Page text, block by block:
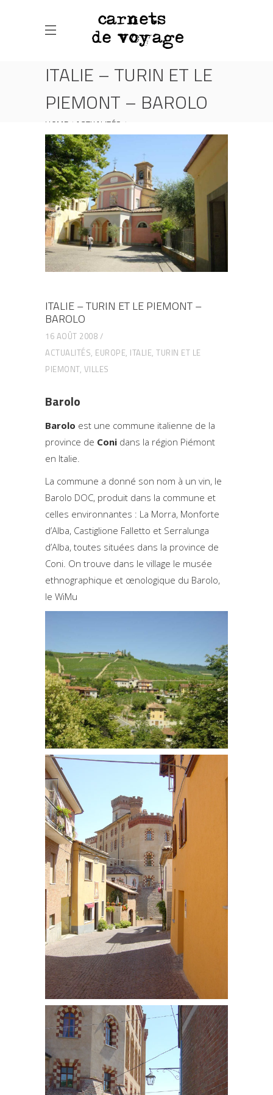
ITALIE – TURIN ET LE
PIEMONT – BAROLO
HOME
ACTUALITÉS
ITALIE – TURIN ET LE PIEMONT – BAROLO
ITALIE – TURIN ET LE PIEMONT –
BAROLO
16 AOÛT 2008
ACTUALITÉS, EUROPE, ITALIE, TURIN ET LE
PIEMONT, VILLES
Barolo
Barolo est une commune italienne de la
province de Coni dans la région Piémont
en Italie.
La commune a donné son nom à un vin, le
Barolo DOC, produit dans la commune et
celles environnantes : La Morra, Monforte
d’Alba, Castiglione Falletto et Serralunga
d’Alba, toutes situées dans la province de
Coni. On trouve dans le village le musée
ethnographique et œnologique du Barolo,
le WiMu